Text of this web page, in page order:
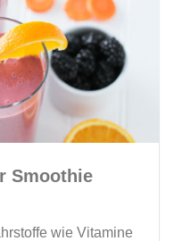
Smoothie
wie Vitamine